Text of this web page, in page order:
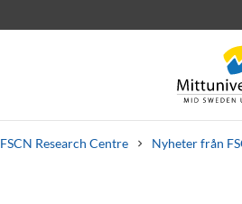
FSCN Research Centre Nyheter från